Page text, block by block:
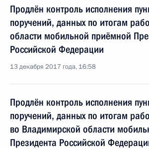
Продлён контроль исполнения
поручений, данных по итогам
области мобильной приёмной
Российской Федерации
13 декабря 2017 года, 16:58
Продлён контроль исполнения
поручений, данных по итогам
во Владимирской области
Президента Российской